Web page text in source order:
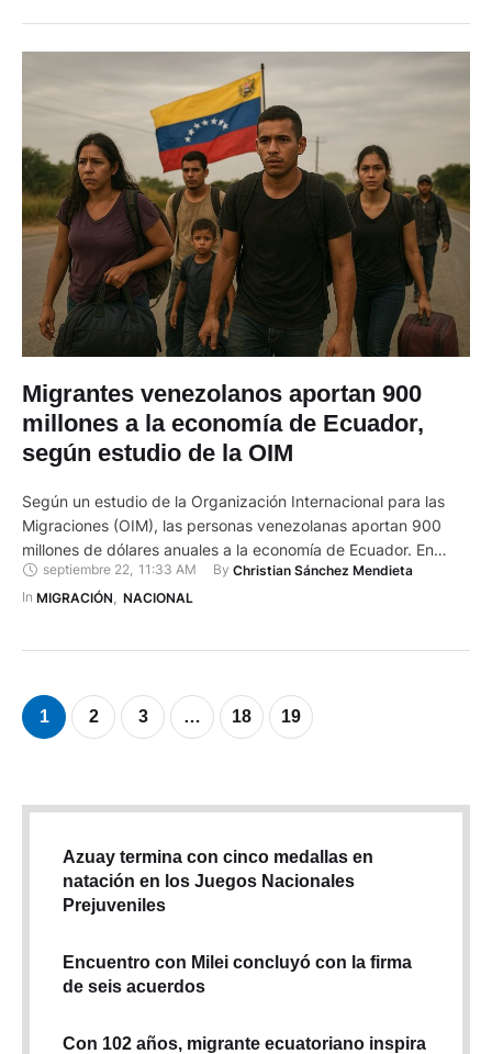
Migrantes venezolanos aportan 900
millones a la economía de Ecuador,
según estudio de la OIM
Según un estudio de la Organización Internacional para las
Migraciones (OIM), las personas venezolanas aportan 900
millones de dólares anuales a la economía de Ecuador. En
dicho informe consta: “Los hogares con personas venezolanas
contribuyen con un estimado de 900 millones de dólares
bienes …
septiembre 22, 11:33 AM By Christian Sánchez Mendieta
In MIGRACIÓN NACIONAL
1 2 3 … 18 19
Azuay termina con cinco medallas en
natación en los Juegos Nacionales
Prejuveniles
Encuentro con Milei concluyó con la firma
de seis acuerdos
Con 102 años, migrante ecuatoriano inspira